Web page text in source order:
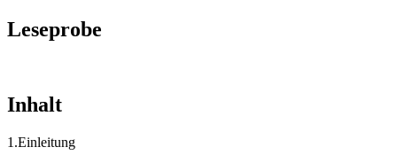
Leseprobe
Inhalt
1.Einleitung